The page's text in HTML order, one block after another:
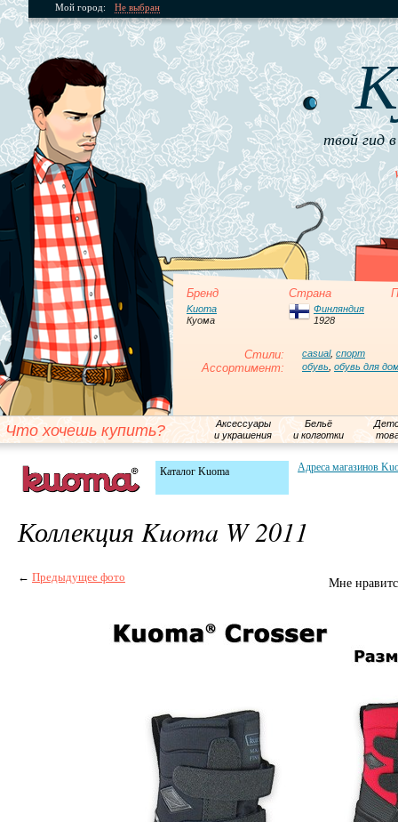
Мой город: Не выбран
твой гид
Бренд Страна
Kuoma
Куома
Финляндия
1928
Стили: casual, спорт
Ассортимент: обувь обувь для
Что хочешь купить?
Аксессуары
и украшения
Бельё
и колготки
Каталог Kuoma Адреса магазинов
Коллекция Kuoma W 2011
← Предыдущее фото Мне